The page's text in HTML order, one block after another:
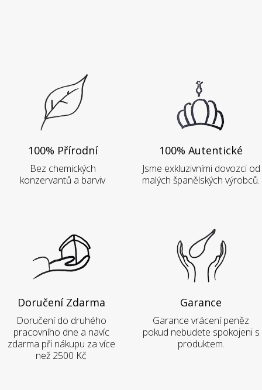
100% Přírodní
Bez chemických
konzervantů a barviv
100% Autentické
Jsme exkluzivními dovozci od
malých španělských výrobců.
Doručení Zdarma
Doručení do druhého
pracovního dne a navíc
zdarma při nákupu za více
než 2500 Kč
Garance
Garance vrácení peněz
pokud nebudete spokojeni s
produktem.